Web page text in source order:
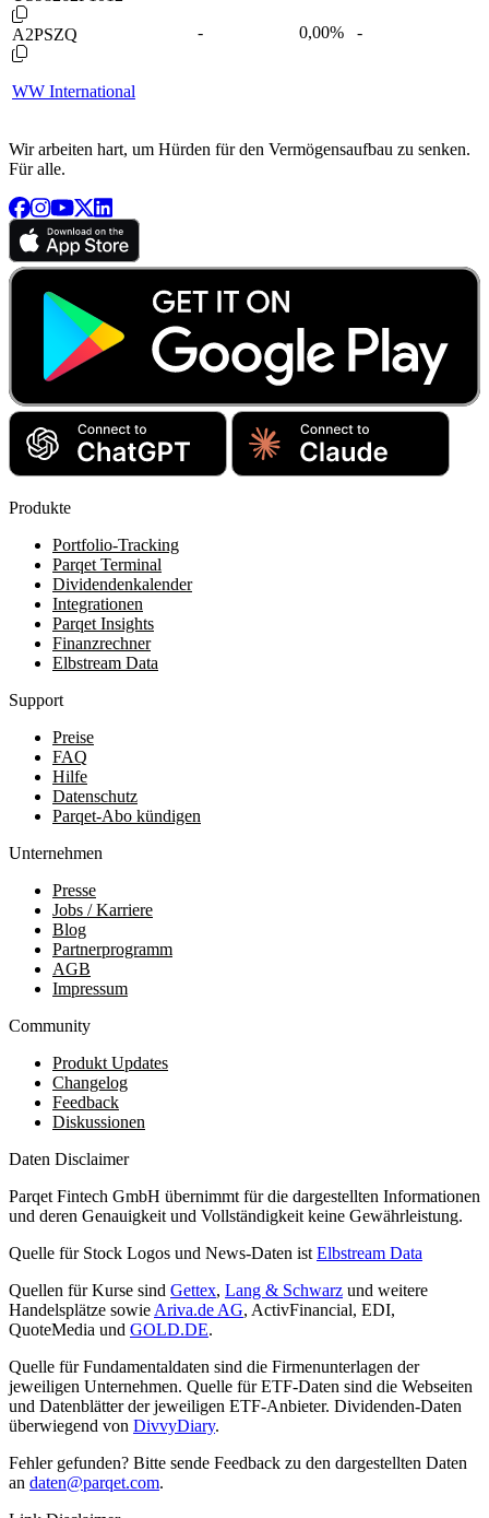
A2PSZQ
WW International
- 0,00% -
Wir arbeiten hart, um Hürden für den Vermögensaufbau zu senken.
Für alle.
Produkte
Portfolio-Tracking
Parqet Terminal
Dividendenkalender
Integrationen
Parqet Insights
Finanzrechner
Elbstream Data
Support
Preise
FAQ
Hilfe
Datenschutz
Parqet-Abo kündigen
Unternehmen
Presse
Jobs / Karriere
Blog
Partnerprogramm
AGB
Impressum
Community
Produkt Updates
Changelog
Feedback
Diskussionen
Daten Disclaimer
Parqet Fintech GmbH übernimmt für die dargestellten Informationen
und deren Genauigkeit und Vollständigkeit keine Gewährleistung.
Quelle für Stock Logos und News-Daten ist Elbstream Data
Quellen für Kurse sind Gettex, Lang & Schwarz und weitere
Handelsplätze sowie Ariva.de AG, ActivFinancial, EDI,
QuoteMedia und GOLD.DE.
Quelle für Fundamentaldaten sind die Firmenunterlagen der
jeweiligen Unternehmen. Quelle für ETF-Daten sind die Webseiten
und Datenblätter der jeweiligen ETF-Anbieter. Dividenden-Daten
überwiegend von DivvyDiary.
Fehler gefunden? Bitte sende Feedback zu den dargestellten Daten
an daten@parqet.com.